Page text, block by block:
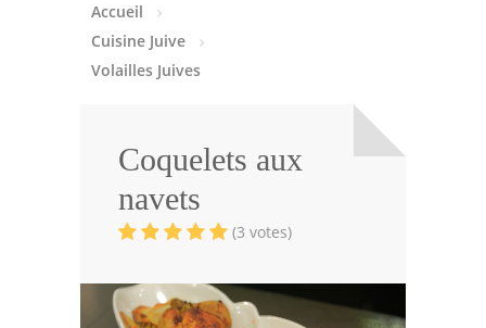
Entrées Froides
Tajines
Viandes
Volailles
Poissons
Soupes
Accueil
Cuisine Juive
Volailles Juives
Coquelets aux
navets
(3 votes)